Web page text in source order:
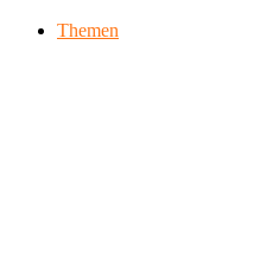
Themen